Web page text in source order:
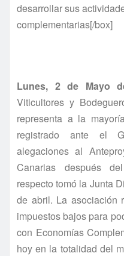
desarrollar sus
complementarias[/box]
Lunes, 2 de Mayo
Viticultores y
representa a la
registrado ante el
alegaciones al
Canarias después
respecto tomó la Junta
de abril. La asociación
impuestos bajos para
con Economías
hoy en la totalidad del